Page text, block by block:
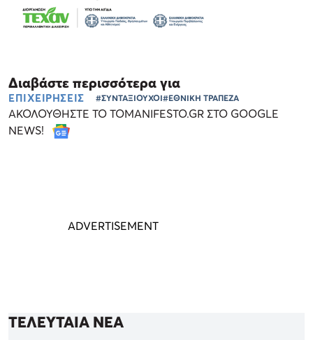
Διαβάστε περισσότερα για
ΕΠΙΧΕΙΡΗΣΕΙΣ #ΣΥΝΤΑΞΙΟΥΧΟΙ#ΕΘΝΙΚΗ ΤΡΑΠΕΖΑ
ΑΚΟΛΟΥΘΗΣΤΕ ΤΟ TOMANIFESTO.GR ΣΤΟ GOOGLE
NEWS!
ΤΕΛΕΥΤΑΙΑ ΝΕΑ